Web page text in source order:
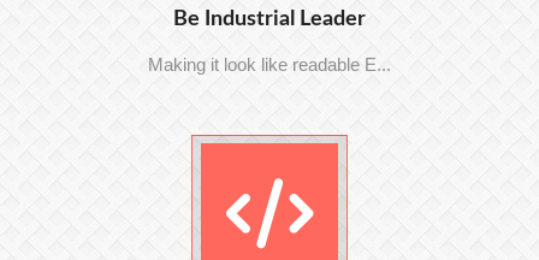
Be Industrial Leader
Making it look like readable E...